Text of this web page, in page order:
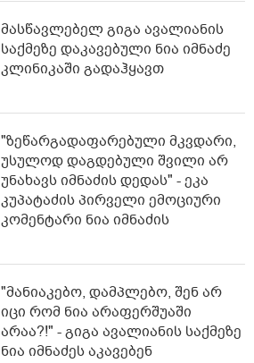
მასწავლებელ გიგა ავალიანის
საქმეზე დაკავებული ნია იმნაძე
კლინიკაში გადაჰყავთ
"ზეწარგადაფარებული მკვდარი,
უსულოდ დაგდებული შვილი არ
უნახავს იმნაძის დედას" - ეკა
კუპატაძის პირველი ემოციური
კომენტარი ნია იმნაძის
"მანიაკებო, დამპლებო, შენ არ
იცი რომ ნია არაფერშუაში
არაა?!" - გიგა ავალიანის საქმეზე
ნია იმნაძეს აკავებენ